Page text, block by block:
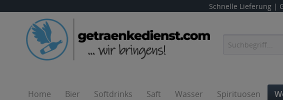
Schnelle Lieferung |
Home Bier Softdrinks Saft Wasser Spirituosen